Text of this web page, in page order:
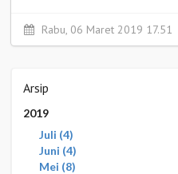
pertengahan abad ke-19.
Selengkapnya >
Rabu, 06 Maret 2019 17.51
Arsip
2019
Juli 4
Juni 4
Mei 8